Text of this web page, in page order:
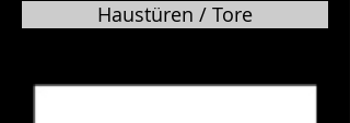
Haustüren / Tore